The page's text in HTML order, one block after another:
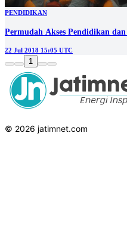
PENDIDIKAN
Permudah Akses Pendidikan
22 Jul 2018 15:05 UTC
1
© 2026 jatimnet.com